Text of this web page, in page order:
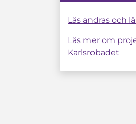
Läs andras och
Läs mer om
Karlsrobadet